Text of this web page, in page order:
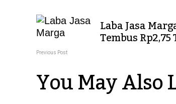
Laba Jasa
Tembus
Previous Post
You May Also